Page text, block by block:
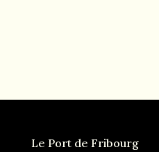
Le Port de Fribourg